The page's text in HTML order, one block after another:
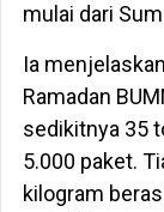
mulai dari
Ia
Ramadan
sedikitnya 35
5.000 paket.
kilogram